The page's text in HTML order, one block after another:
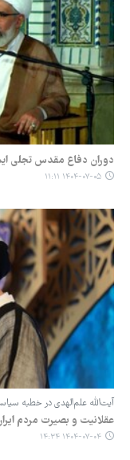
دوران دفاع مقدس تجلی
۱۴۰۴-۰۷-۰۵ ۱۱:۱۱
آیت‌الله علم‌الهدی در خطبه
عقلانیت و بصیرت مردم
۱۴۰۴-۰۷-۰۴ ۱۴:۳۴